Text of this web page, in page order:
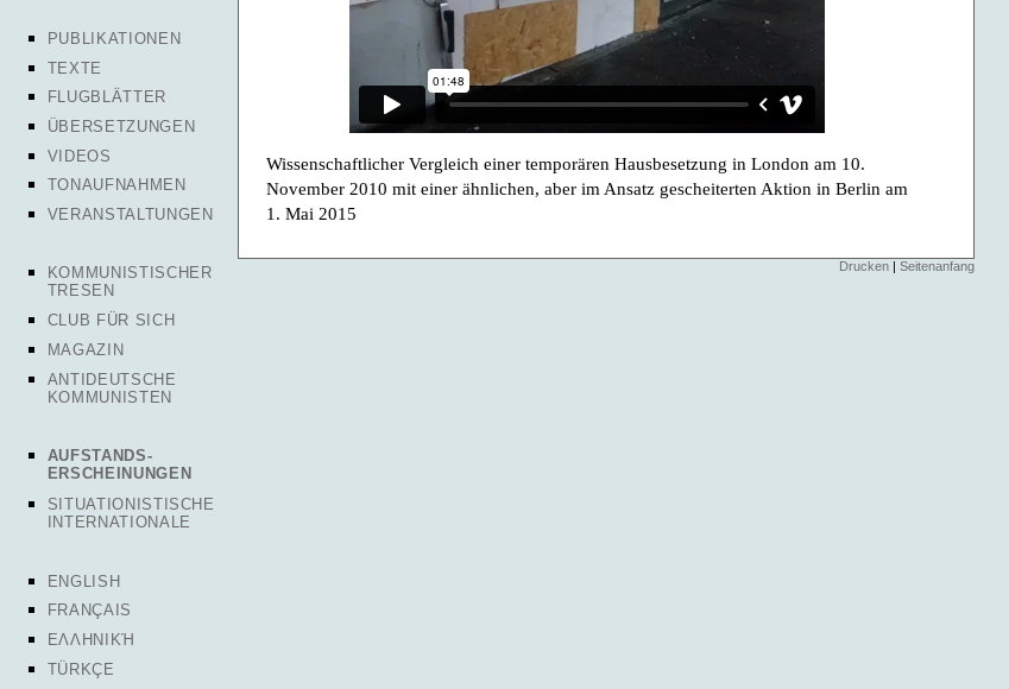
PUBLIKATIONEN
TEXTE
FLUGBLÄTTER
ÜBERSETZUNGEN
VIDEOS
TONAUFNAHMEN
VERANSTALTUNGEN
KOMMUNISTISCHER
TRESEN
CLUB FÜR SICH
MAGAZIN
ANTIDEUTSCHE
KOMMUNISTEN
AUFSTANDS-
ERSCHEINUNGEN
SITUATIONISTISCHE
INTERNATIONALE
ENGLISH
FRANÇAIS
ΕΛΛΗΝΙΚΉ
TÜRKÇE
Wissenschaftlicher Vergleich einer temporären Hausbesetzung in London am 10.
November 2010 mit einer ähnlichen, aber im Ansatz gescheiterten Aktion in Berlin am
1. Mai 2015
Drucken | Seitenanfang